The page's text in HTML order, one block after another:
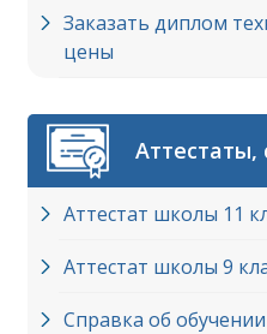
Заказать диплом
цены
Аттестаты,
Аттестат школы 11
Аттестат школы 9
Справка об обучении